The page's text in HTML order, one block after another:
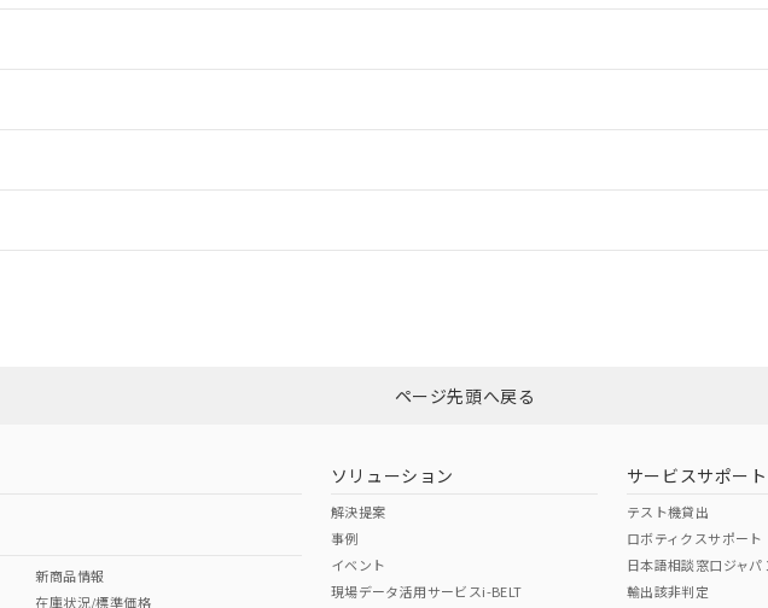
ダウンロードはこちら
（日本
（アメリカ
ページ先頭へ戻る
新商品情報
在庫状況/標準価格
ソリューション
解決提案
事例
イベント
現場データ活用サービスi-BELT
サービスサポート
テスト機貸出
ロボティクスサポート
日本語相談窓口ジャパ
輸出該非判定